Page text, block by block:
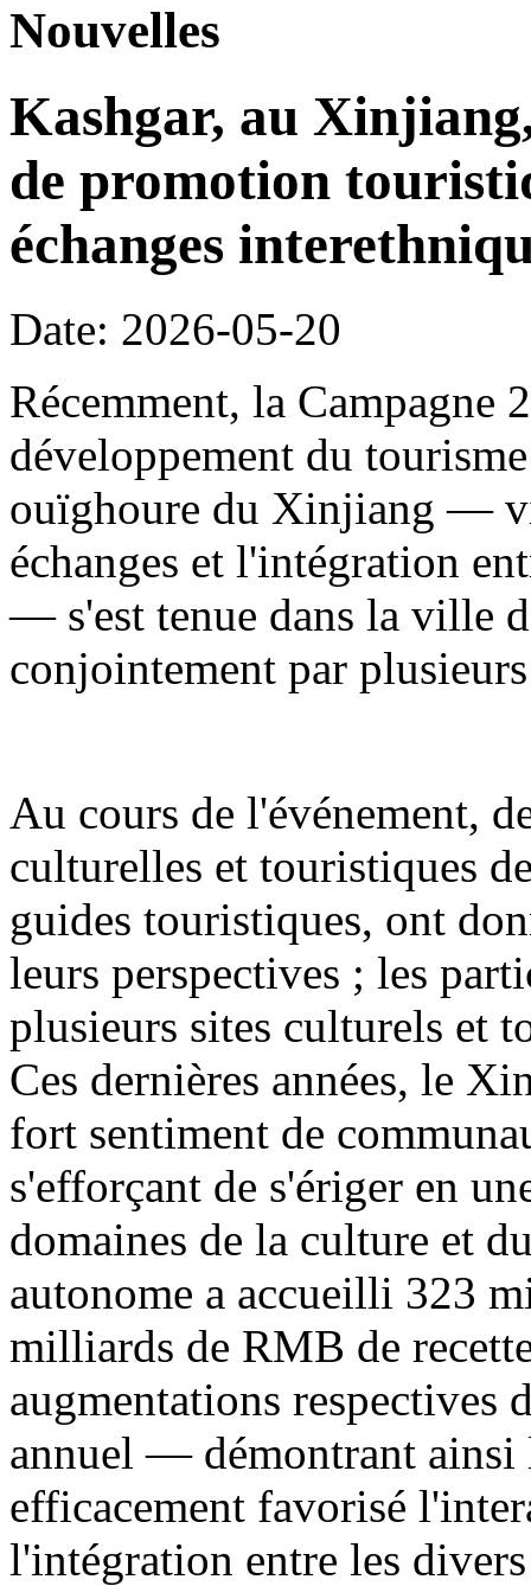
Nouvelles
Kashgar, au
de promotion
échanges
Date: 2026-05-20
Récemment, la Campagne
développement du
ouïghoure du Xinjiang —
échanges et l'intégration
— s'est tenue dans la ville
conjointement par
Au cours de l'événement,
culturelles et touristiques
guides touristiques, ont
leurs perspectives ; les
plusieurs sites culturels et
Ces dernières années, le
fort sentiment de
s'efforçant de s'ériger en
domaines de la culture et
autonome a accueilli 323
milliards de RMB de
augmentations respectives
annuel — démontrant ainsi
efficacement favorisé
l'intégration entre les